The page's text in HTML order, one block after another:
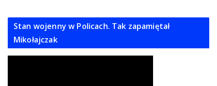
Stan wojenny w Policach. Tak zapamiętał
Mikołajczak